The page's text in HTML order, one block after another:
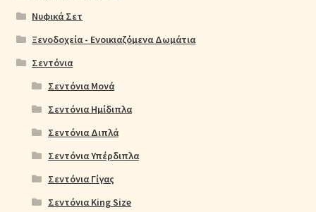
Νυφικά Σετ
Ξενοδοχεία - Ενοικιαζόμενα Δωμάτια
Σεντόνια
Σεντόνια Μονά
Σεντόνια Ημίδιπλα
Σεντόνια Διπλά
Σεντόνια Υπέρδιπλα
Σεντόνια Γίγας
Σεντόνια King Size